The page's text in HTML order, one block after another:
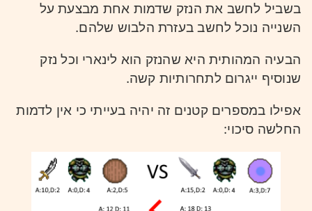
בשביל לחשב את הנזק שדמות אחת מבצעת על
השנייה נוכל לחשב בעזרת הלבוש שלהם.
הבעיה המהותית היא שהנזק הוא לינארי וכל נזק
שנוסיף ייגרום לתחרותיות קשה.
אפילו במספרים קטנים זה יהיה בעייתי כי אין לדמות
החלשה סיכוי: